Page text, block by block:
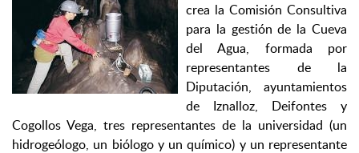
crea la Comisión Consultiva
para la gestión de la Cueva
del Agua, formada por
representantes de la
Diputación, ayuntamientos
de Iznalloz, Deifontes y
Cogollos Vega, tres representantes de la universidad (un
hidrogeólogo, un biólogo y un químico) y un representante